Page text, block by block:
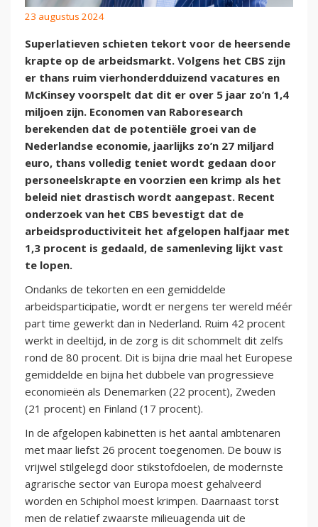
23 augustus 2024
Superlatieven schieten tekort voor de heersende
krapte op de arbeidsmarkt. Volgens het CBS zijn
er thans ruim vierhonderdduizend vacatures en
McKinsey voorspelt dat dit er over 5 jaar zo’n 1,4
miljoen zijn. Economen van Raboresearch
berekenden dat de potentiële groei van de
Nederlandse economie, jaarlijks zo’n 27 miljard
euro, thans volledig teniet wordt gedaan door
personeelskrapte en voorzien een krimp als het
beleid niet drastisch wordt aangepast. Recent
onderzoek van het CBS bevestigt dat de
arbeidsproductiviteit het afgelopen halfjaar met
1,3 procent is gedaald, de samenleving lijkt vast
te lopen.
Ondanks de tekorten en een gemiddelde
arbeidsparticipatie, wordt er nergens ter wereld méér
part time gewerkt dan in Nederland. Ruim 42 procent
werkt in deeltijd, in de zorg is dit schommelt dit zelfs
rond de 80 procent. Dit is bijna drie maal het Europese
gemiddelde en bijna het dubbele van progressieve
economieën als Denemarken (22 procent), Zweden
(21 procent) en Finland (17 procent).
In de afgelopen kabinetten is het aantal ambtenaren
met maar liefst 26 procent toegenomen. De bouw is
vrijwel stilgelegd door stikstofdoelen, de modernste
agrarische sector van Europa moest gehalveerd
worden en Schiphol moest krimpen. Daarnaast torst
men de relatief zwaarste milieuagenda uit de